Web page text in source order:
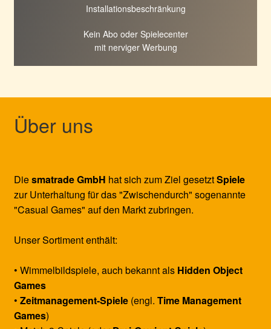
Installationsbeschränkung
Kein Abo oder Spielecenter
mit nerviger Werbung
Über uns
Diesmatrade GmbH hat sich zum Ziel gesetztSpiele
zur Unterhaltung für das "Zwischendurch" sogenannte
"Casual Games" auf den Markt zubringen.
Unser Sortiment enthält:
• Wimmelbildspiele, auch bekannt als Hidden Object
Games
• Zeitmanagement-Spiele(engl. Time Management
Games)